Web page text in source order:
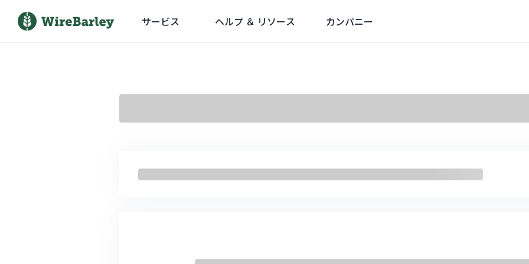
サービス ヘルプ ＆ リソース カンパニー